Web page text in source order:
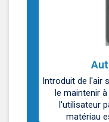
Introduit de l'air
le maintenir
l'utilisateur
matériau